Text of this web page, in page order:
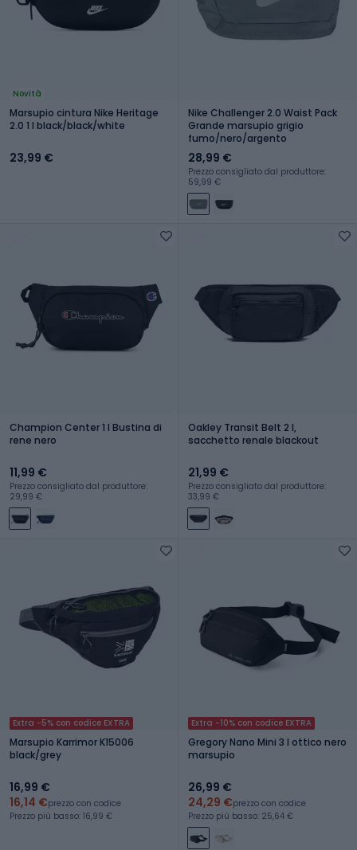
Novità
Marsupio cintura Nike Heritage
2.0 1 l black/black/white
23,99 €
Nike Challenger 2.0 Waist Pack
Grande marsupio grigio
fumo/nero/argento
28,99 €
Prezzo consigliato dal produttore:
59,99 €
Champion Center 1 l Bustina di
rene nero
11,99 €
Prezzo consigliato dal produttore:
29,99 €
Oakley Transit Belt 2 l,
sacchetto renale blackout
21,99 €
Prezzo consigliato dal produttore:
33,99 €
Extra -5% con codice EXTRA
Marsupio Karrimor K15006
black/grey
16,99 €
16,14 €prezzo con codice
Prezzo più basso: 16,99 €
Extra -10% con codice EXTRA
Gregory Nano Mini 3 l ottico nero
marsupio
26,99 €
24,29 €prezzo con codice
Prezzo più basso: 25,64 €